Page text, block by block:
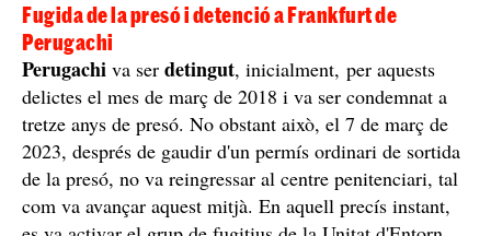
Fugida de la presó i detenció a Frankfurt de
Perugachi
Perugachi va ser detingut, inicialment, per aquests
delictes el mes de març de 2018 i va ser condemnat a
tretze anys de presó. No obstant això, el 7 de març de
2023, després de gaudir d'un permís ordinari de sortida
de la presó, no va reingressar al centre penitenciari, tal
com va avançar aquest mitjà. En aquell precís instant,